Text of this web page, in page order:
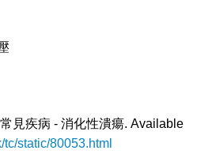
見疾病 - 消化性潰瘍. Available
static/80053.html